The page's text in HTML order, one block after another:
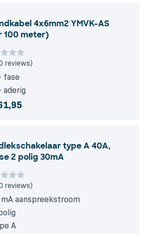
4x6mm2 YMVK-AS
100 meter)
reviews)
fase
aderig
type A 40A,
2 polig 30mA
reviews)
aanspreekstroom
A